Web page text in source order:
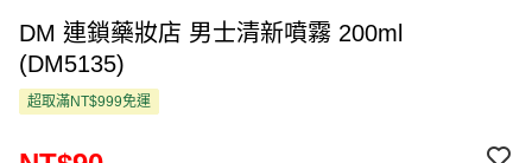
DM 連鎖藥妝店 男士清新噴霧 200ml
(DM5135)
超取滿NT$999免運